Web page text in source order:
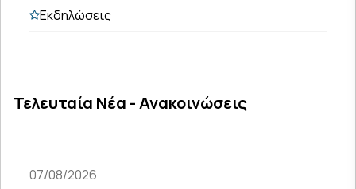
Εκδηλώσεις
Τελευταία Νέα - Ανακοινώσεις
07/08/2026